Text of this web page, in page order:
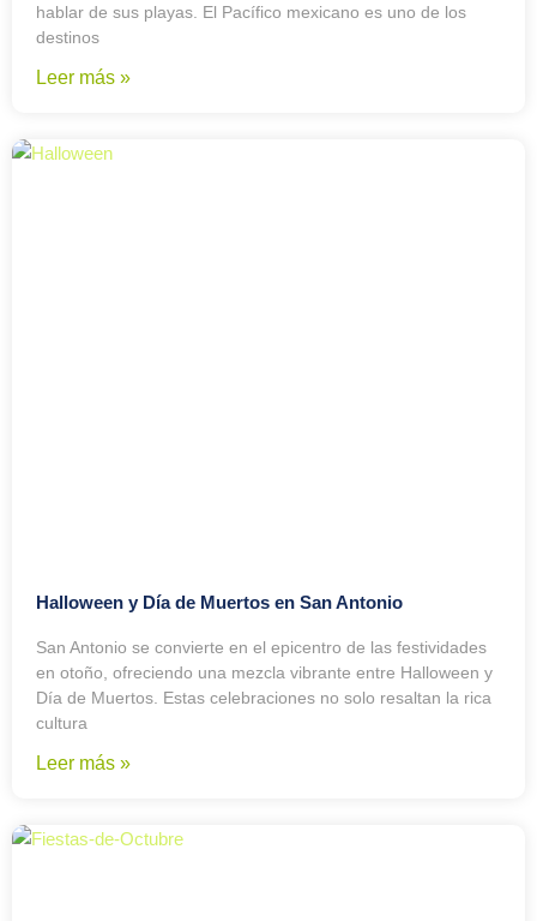
hablar de sus playas. El Pacífico mexicano es uno de los
destinos
Leer más »
Halloween y Día de Muertos en San Antonio
San Antonio se convierte en el epicentro de las festividades
en otoño, ofreciendo una mezcla vibrante entre Halloween y
Día de Muertos. Estas celebraciones no solo resaltan la rica
cultura
Leer más »